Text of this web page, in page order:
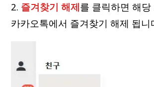
2. 즐겨찾기 해제를 클릭하면 해당
카카오톡에서 즐겨찾기 해제 됩니